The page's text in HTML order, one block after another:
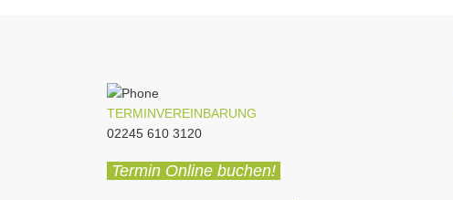
TERMINVEREINBARUNG
02245 610 3120
Termin Online buchen!